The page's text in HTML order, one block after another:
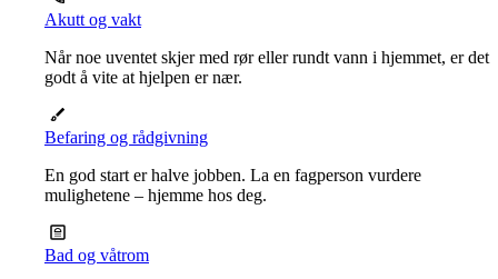
Akutt og vakt
Når noe uventet skjer med rør eller rundt vann i hjemmet, er det
godt å vite at hjelpen er nær.
Befaring og rådgivning
En god start er halve jobben. La en fagperson vurdere
mulighetene – hjemme hos deg.
Bad og våtrom